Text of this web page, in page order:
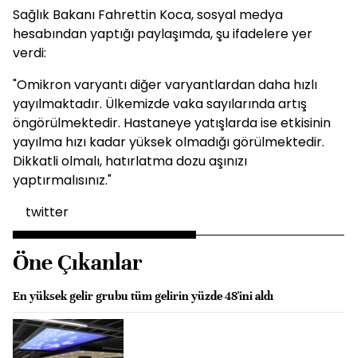
Sağlık Bakanı Fahrettin Koca, sosyal medya
hesabından yaptığı paylaşımda, şu ifadelere yer
verdi:
"Omikron varyantı diğer varyantlardan daha hızlı
yayılmaktadır. Ülkemizde vaka sayılarında artış
öngörülmektedir. Hastaneye yatışlarda ise etkisinin
yayılma hızı kadar yüksek olmadığı görülmektedir.
Dikkatli olmalı, hatırlatma dozu aşınızı
yaptırmalısınız."
twitter
Öne Çıkanlar
En yüksek gelir grubu tüm gelirin yüzde 48'ini aldı